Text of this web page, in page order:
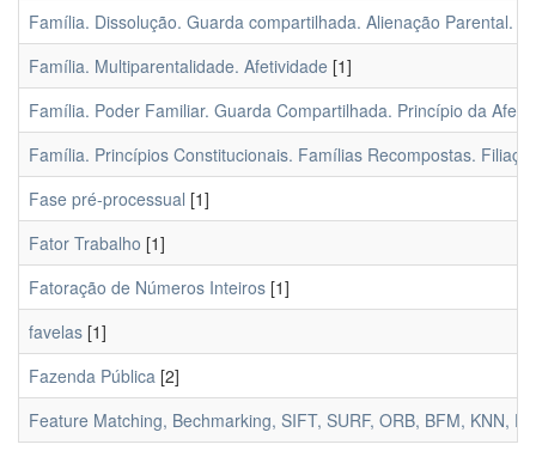
Família. Dissolução. Guarda compartilhada. Alienação Parental.
Família. Multiparentalidade. Afetividade [1]
Família. Poder Familiar. Guarda Compartilhada. Princípio da
Família. Princípios Constitucionais. Famílias Recompostas.
Fase pré-processual [1]
Fator Trabalho [1]
Fatoração de Números Inteiros [1]
favelas [1]
Fazenda Pública [2]
Feature Matching, Bechmarking, SIFT, SURF, ORB, BFM, KNN,